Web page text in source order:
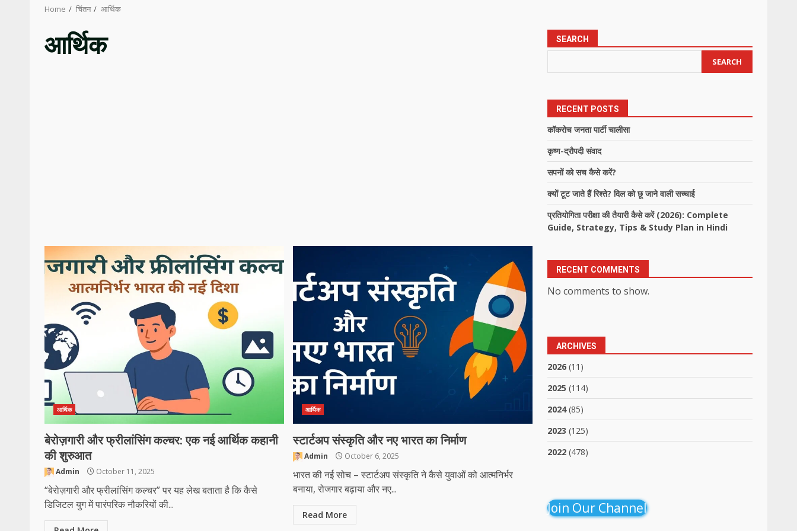
Home चिंतन आर्थिक
आर्थिक
आर्थिक
बेरोज़गारी और फ्रीलांसिंग कल्चर: एक नई आर्थिक कहानी
की शुरुआत
Admin October 11, 2025
“बेरोज़गारी और फ्रीलांसिंग कल्चर” पर यह लेख बताता है कि कैसे
डिजिटल युग में पारंपरिक नौकरियों की...
आर्थिक
स्टार्टअप संस्कृति और नए भारत का निर्माण
Admin October 6, 2025
भारत की नई सोच – स्टार्टअप संस्कृति ने कैसे युवाओं को आत्मनिर्भर
बनाया, रोजगार बढ़ाया और नए...
Read More
SEARCH
SEARCH
RECENT POSTS
कॉकरोच जनता पार्टी चालीसा
कृष्ण-द्रौपदी संवाद
सपनों को सच कैसे करें?
क्यों टूट जाते हैं रिश्ते? दिल को छू जाने वाली सच्चाई
प्रतियोगिता परीक्षा की तैयारी कैसे करें (2026): Complete
Guide, Strategy, Tips & Study Plan in Hindi
RECENT COMMENTS
No comments to show.
ARCHIVES
2026 (11)
2025 (114)
2024(85)
2023 (125)
2022 (478)
Join Our Channel